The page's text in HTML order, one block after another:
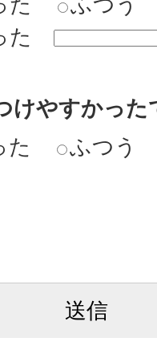
た
けやすかった
た
ふつう